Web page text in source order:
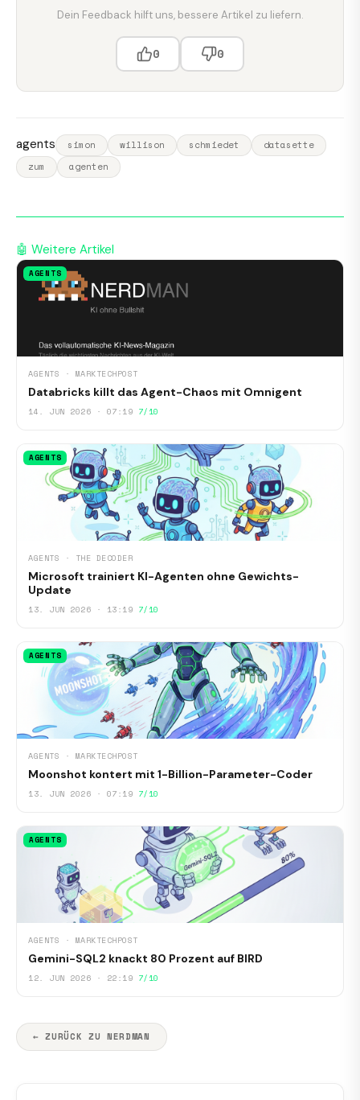
Dein Feedback hilft uns, bessere Artikel zu liefern.
0 0
agents simon willison schmiedet
datasette
zum
agenten
🤖 Weitere Artikel
AGENTS
AGENTS · MARKTECHPOST
Databricks killt das Agent-Chaos mit Omnigent
14. JUN 2026 · 07:19 7/10
AGENTS
AGENTS · THE DECODER
Microsoft trainiert KI-Agenten ohne Gewichts-
Update
13. JUN 2026 · 13:19 7/10
AGENTS
AGENTS · MARKTECHPOST
Moonshot kontert mit 1-Billion-Parameter-Coder
13. JUN 2026 · 07:19 7/10
AGENTS
AGENTS · MARKTECHPOST
Gemini-SQL2 knackt 80 Prozent auf BIRD
12. JUN 2026 · 22:19 7/10
← ZURÜCK ZU NERDMAN